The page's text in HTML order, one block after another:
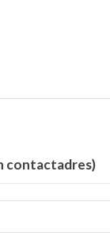
contactadres)